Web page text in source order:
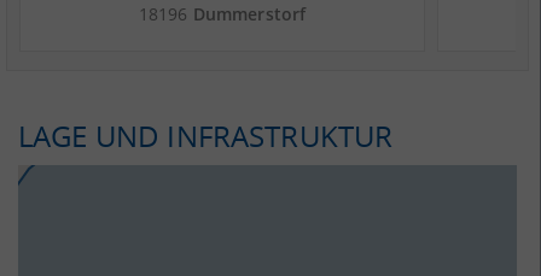
Landkreis Rostock
18196 Dummerstorf
LAGE UND INFRASTRUKTUR